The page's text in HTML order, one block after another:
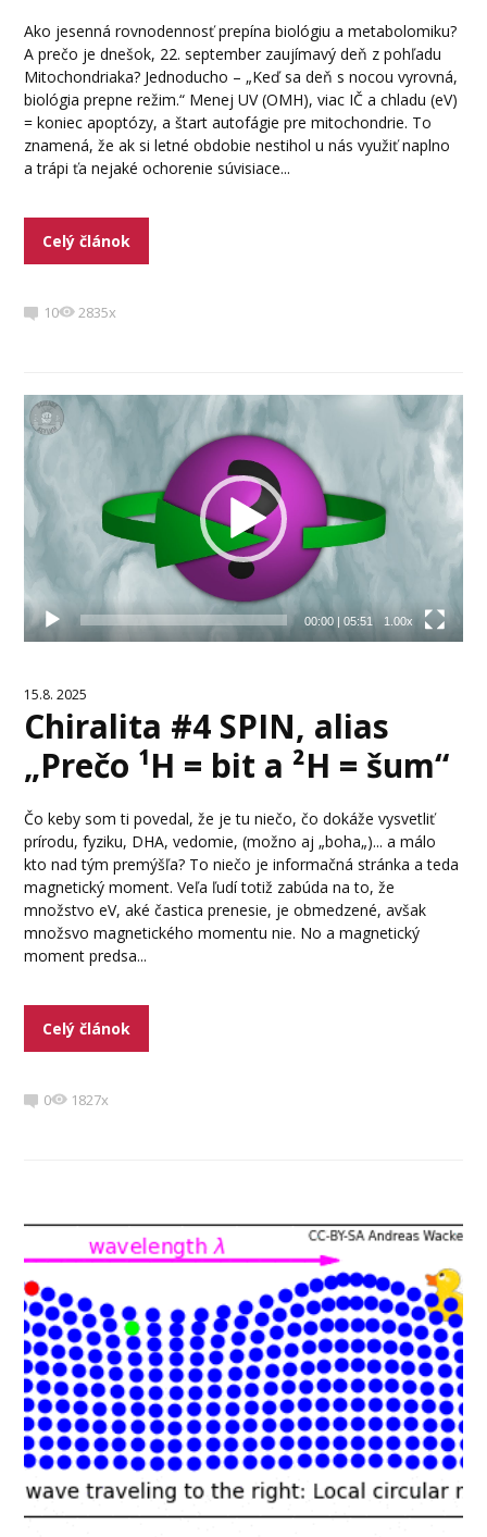
Ako jesenná rovnodennosť prepína biológiu a metabolomiku?
A prečo je dnešok, 22. september zaujímavý deň z pohľadu
Mitochondriaka? Jednoducho – „Keď sa deň s nocou vyrovná,
biológia prepne režim.“ Menej UV (OMH), viac IČ a chladu (eV)
= koniec apoptózy, a štart autofágie pre mitochondrie. To
znamená, že ak si letné obdobie nestihol u nás využiť naplno
a trápi ťa nejaké ochorenie súvisiace...
Celý článok
10 2835x
Video
prehrávač
00:00| 05:51 1.00x
15.8. 2025
Chiralita #4 SPIN, alias
„Prečo ¹H = bit a ²H = šum“
Čo keby som ti povedal, že je tu niečo, čo dokáže vysvetliť
prírodu, fyziku, DHA, vedomie, (možno aj „boha„)... a málo
kto nad tým premýšľa? To niečo je informačná stránka a teda
magnetický moment. Veľa ľudí totiž zabúda na to, že
množstvo eV, aké častica prenesie, je obmedzené, avšak
množsvo magnetického momentu nie. No a magnetický
moment predsa...
Celý článok
0 1827x